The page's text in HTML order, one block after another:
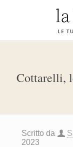
Cottarelli,
Scritto da
2023